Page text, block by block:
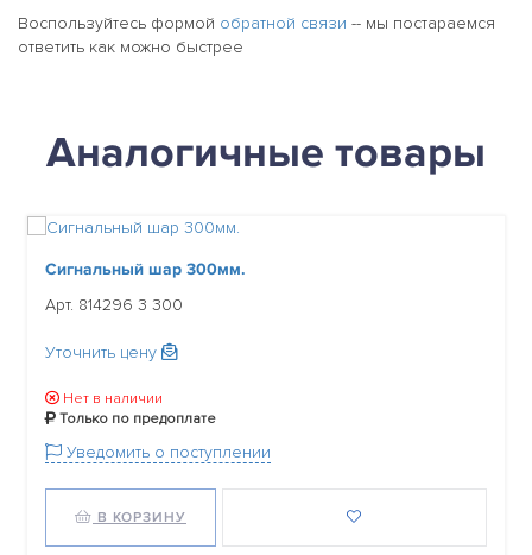
Воспользуйтесь формой обратной связи -- мы постараемся
ответить как можно быстрее
Аналогичные товары
Сигнальный шар 300мм.
Арт. 814296 3 300
Уточнить цену
Нет в наличии
Только по предоплате
Уведомить о поступлении
В КОРЗИНУ